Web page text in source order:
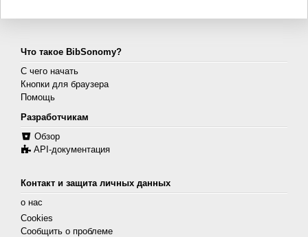
Что такое BibSonomy?
С чего начать
Кнопки для браузера
Помощь
Разработчикам
Обзор
API-документация
Контакт и защита личных данных
о нас
Cookies
Сообщить о проблеме